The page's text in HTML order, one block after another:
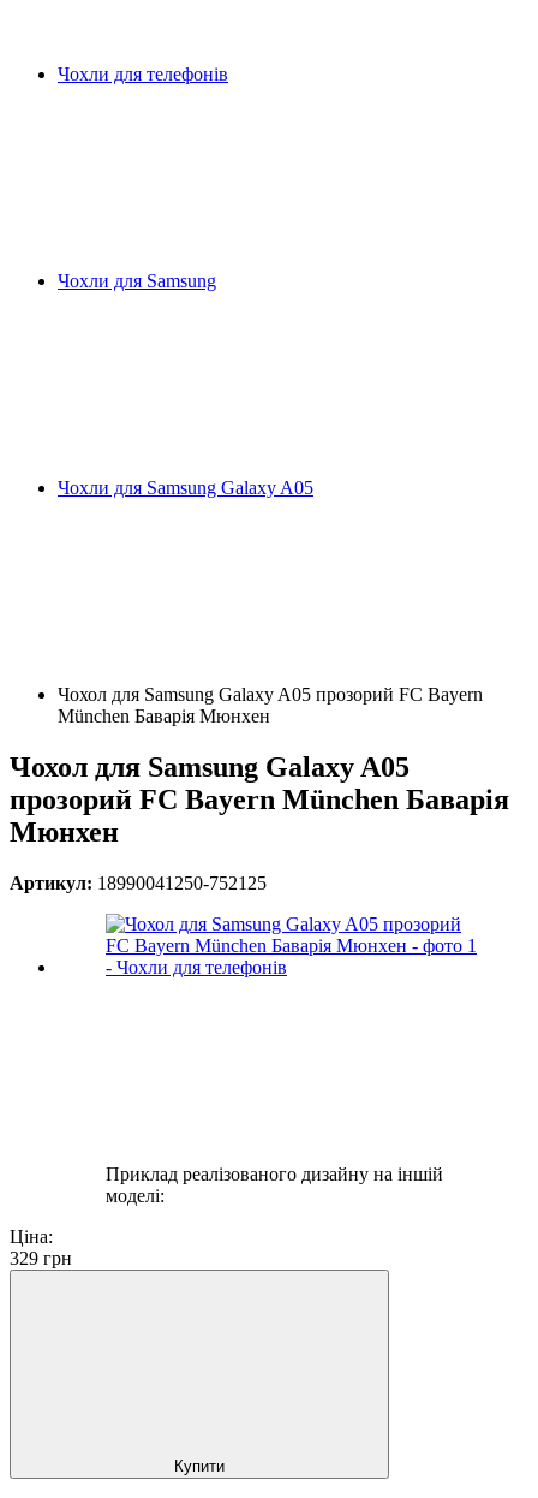
Чохли для телефонів
Чохли для Samsung
Чохли для Samsung Galaxy A05
Чохол для Samsung Galaxy A05 прозорий FC Bayern
München Баварія Мюнхен
Чохол для Samsung Galaxy A05
прозорий FC Bayern München Баварія
Мюнхен
Артикул: 18990041250-752125
Приклад реалізованого дизайну на іншій
моделі:
Ціна:
329 грн
Купити